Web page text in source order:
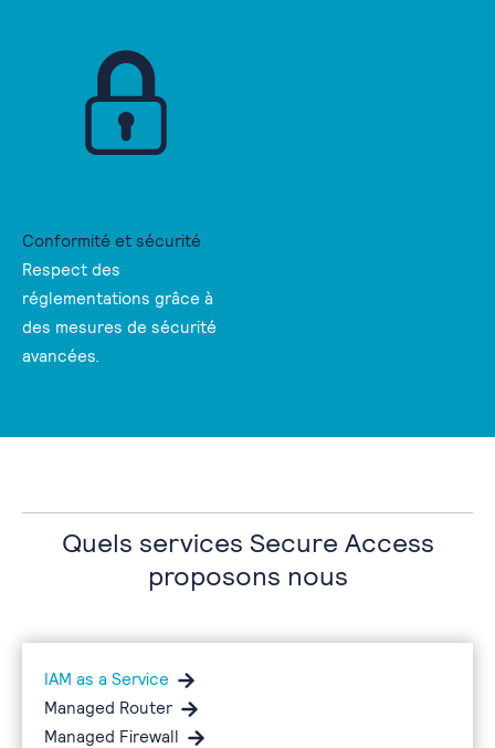
Conformité et sécurité
Respect des
réglementations grâce à
des mesures de sécurité
avancées.
Quels services Secure Access
proposons nous
IAM as a Service
Managed Router
Managed Firewall